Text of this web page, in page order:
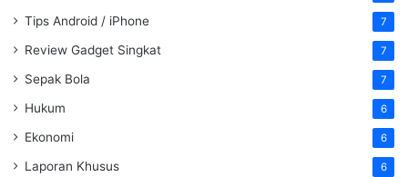
Tips Android / iPhone 7
Review Gadget Singkat 7
Sepak Bola 7
Hukum 6
Ekonomi 6
Laporan Khusus 6